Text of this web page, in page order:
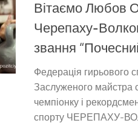
Вітаємо Любов
Черепаху-
звання
Федерація гирьового
Заслуженого майстра
чемпіонку і
спорту ЧЕРЕПАХУ-